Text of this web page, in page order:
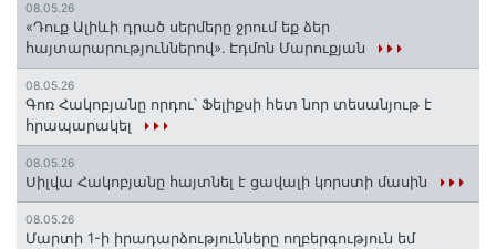
08.05.26
«Դուք Ալիևի դրած սերմերը ջրում եք ձեր
հայտարարություններով»․ Էդմոն Մարուքյան
08.05.26
Գոռ Հակոբյանը որդու՝ Ֆելիքսի հետ նոր տեսանյութ է
հրապարակել
08.05.26
Սիլվա Հակոբյանը հայտնել է ցավալի կորստի մասին
08.05.26
Մարտի 1-ի իրադարձությունները ողբերգություն եմ